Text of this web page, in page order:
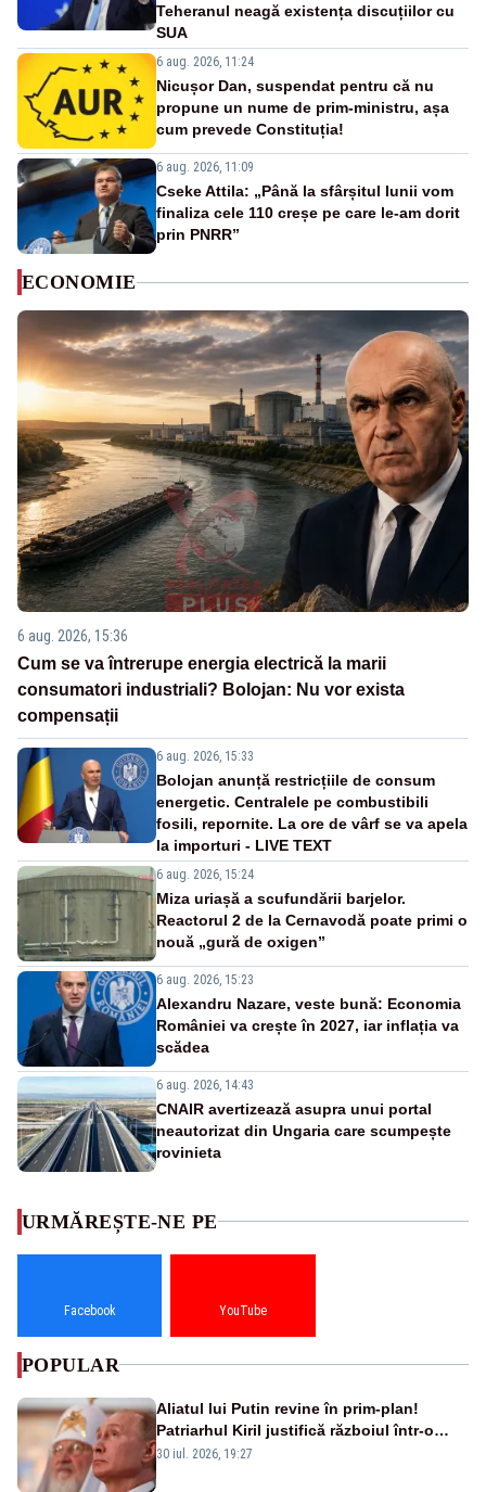
Teheranul neagă existența discuțiilor cu
SUA
6 aug. 2026, 11:24
Nicușor Dan, suspendat pentru că nu
propune un nume de prim-ministru, așa
cum prevede Constituția!
6 aug. 2026, 11:09
Cseke Attila: „Până la sfârșitul lunii vom
finaliza cele 110 creșe pe care le-am dorit
prin PNRR”
ECONOMIE
6 aug. 2026, 15:36
Cum se va întrerupe energia electrică la marii
consumatori industriali? Bolojan: Nu vor exista
compensații
6 aug. 2026, 15:33
Bolojan anunță restricțiile de consum
energetic. Centralele pe combustibili
fosili, repornite. La ore de vârf se va apela
la importuri - LIVE TEXT
6 aug. 2026, 15:24
Miza uriașă a scufundării barjelor.
Reactorul 2 de la Cernavodă poate primi o
nouă „gură de oxigen”
6 aug. 2026, 15:23
Alexandru Nazare, veste bună: Economia
României va crește în 2027, iar inflația va
scădea
6 aug. 2026, 14:43
CNAIR avertizează asupra unui portal
neautorizat din Ungaria care scumpește
rovinieta
URMĂREȘTE-NE PE
Facebook YouTube
POPULAR
Aliatul lui Putin revine în prim-plan!
Patriarhul Kiril justifică războiul într-o
nouă carte
30 iul. 2026, 19:27